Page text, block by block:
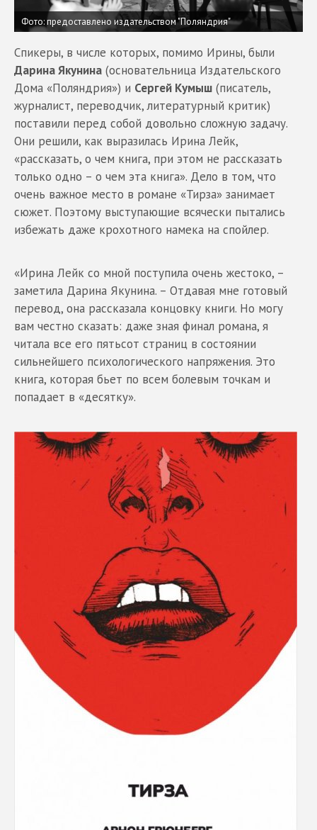
Фото: предоставлено издательством "Поляндрия"
Спикеры, в числе которых, помимо Ирины, были
Дарина Якунина (основательница Издательского
Дома «Поляндрия») и Сергей Кумыш (писатель,
журналист, переводчик, литературный критик)
поставили перед собой довольно сложную задачу.
Они решили, как выразилась Ирина Лейк,
«рассказать, о чем книга, при этом не рассказать
только одно – о чем эта книга». Дело в том, что
очень важное место в романе «Тирза» занимает
сюжет. Поэтому выступающие всячески пытались
избежать даже крохотного намека на спойлер.
«Ирина Лейк со мной поступила очень жестоко, –
заметила Дарина Якунина. – Отдавая мне готовый
перевод, она рассказала концовку книги. Но могу
вам честно сказать: даже зная финал романа, я
читала все его пятьсот страниц в состоянии
сильнейшего психологического напряжения. Это
книга, которая бьет по всем болевым точкам и
попадает в «десятку».